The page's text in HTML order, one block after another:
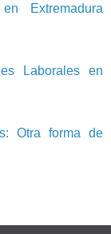
Extremadura
Laborales en
Otra forma de